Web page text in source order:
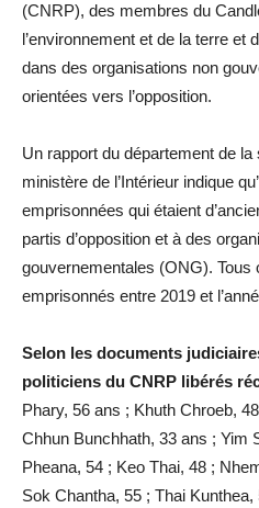
(CNRP), des membres du
l’environnement et de la terre et
dans des organisations non
orientées vers l’opposition.
Un rapport du département de
ministère de l’Intérieur indique
emprisonnées qui étaient
partis d’opposition et à des
gouvernementales (ONG). Tous
emprisonnés entre 2019 et
Selon les documents
politiciens du CNRP libérés
Phary, 56 ans ; Khuth Chroeb,
Chhun Bunchhath, 33 ans ; Yim
Pheana, 54 ; Keo Thai, 48 ;
Sok Chantha, 55 ; Thai